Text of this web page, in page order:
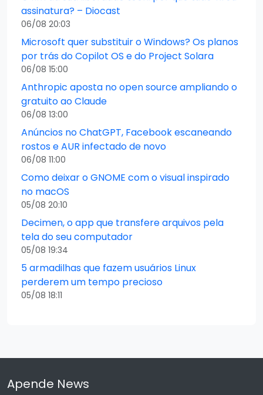
assinatura? – Diocast
06/08 20:03
Microsoft quer substituir o Windows? Os planos
por trás do Copilot OS e do Project Solara
06/08 15:00
Anthropic aposta no open source ampliando o
gratuito ao Claude
06/08 13:00
Anúncios no ChatGPT, Facebook escaneando
rostos e AUR infectado de novo
06/08 11:00
Como deixar o GNOME com o visual inspirado
no macOS
05/08 20:10
Decimen, o app que transfere arquivos pela
tela do seu computador
05/08 19:34
5 armadilhas que fazem usuários Linux
perderem um tempo precioso
05/08 18:11
Apende News